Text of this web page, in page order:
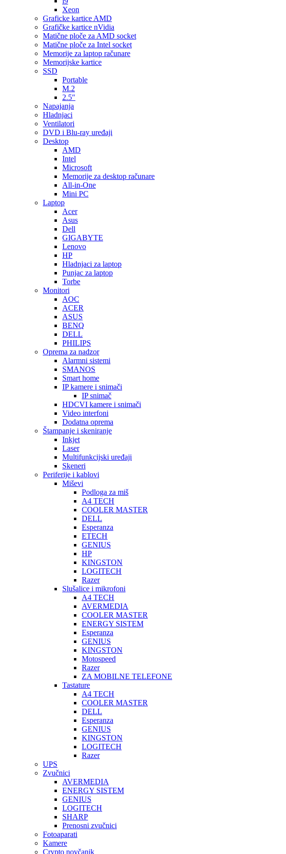
Xeon
Graficke kartice AMD
Grafičke kartice nVidia
Matične ploče za AMD socket
Matične ploče za Intel socket
Memorije za laptop računare
Memorijske kartice
SSD
Portable
M.2
2.5″
Napajanja
Hladnjaci
Ventilatori
DVD i Blu-ray uređaji
Desktop
AMD
Intel
Microsoft
Memorije za desktop računare
All-in-One
Mini PC
Laptop
Acer
Asus
Dell
GIGABYTE
Lenovo
HP
Hladnjaci za laptop
Punjac za laptop
Torbe
Monitori
AOC
ACER
ASUS
BENQ
DELL
PHILIPS
Oprema za nadzor
Alarmni sistemi
SMANOS
Smart home
IP kamere i snimači
IP snimač
HDCVI kamere i snimači
Video interfoni
Dodatna oprema
Štampanje i skeniranje
Inkjet
Laser
Multifunkcijski uređaji
Skeneri
Periferije i kablovi
Miševi
Podloga za miš
A4 TECH
COOLER MASTER
DELL
Esperanza
ETECH
GENIUS
HP
KINGSTON
LOGITECH
Razer
Slušalice i mikrofoni
A4 TECH
AVERMEDIA
COOLER MASTER
ENERGY SISTEM
Esperanza
GENIUS
KINGSTON
Motospeed
Razer
ZA MOBILNE TELEFONE
Tastature
A4 TECH
COOLER MASTER
DELL
Esperanza
GENIUS
KINGSTON
LOGITECH
Razer
UPS
Zvučnici
AVERMEDIA
ENERGY SISTEM
GENIUS
LOGITECH
SHARP
Prenosni zvučnici
Fotoaparati
Kamere
Crypto novčanik